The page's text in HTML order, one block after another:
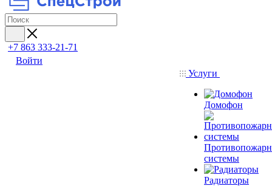
+7 863 333-21-71
Войти
Услуги
Домофон
системы
Радиаторы